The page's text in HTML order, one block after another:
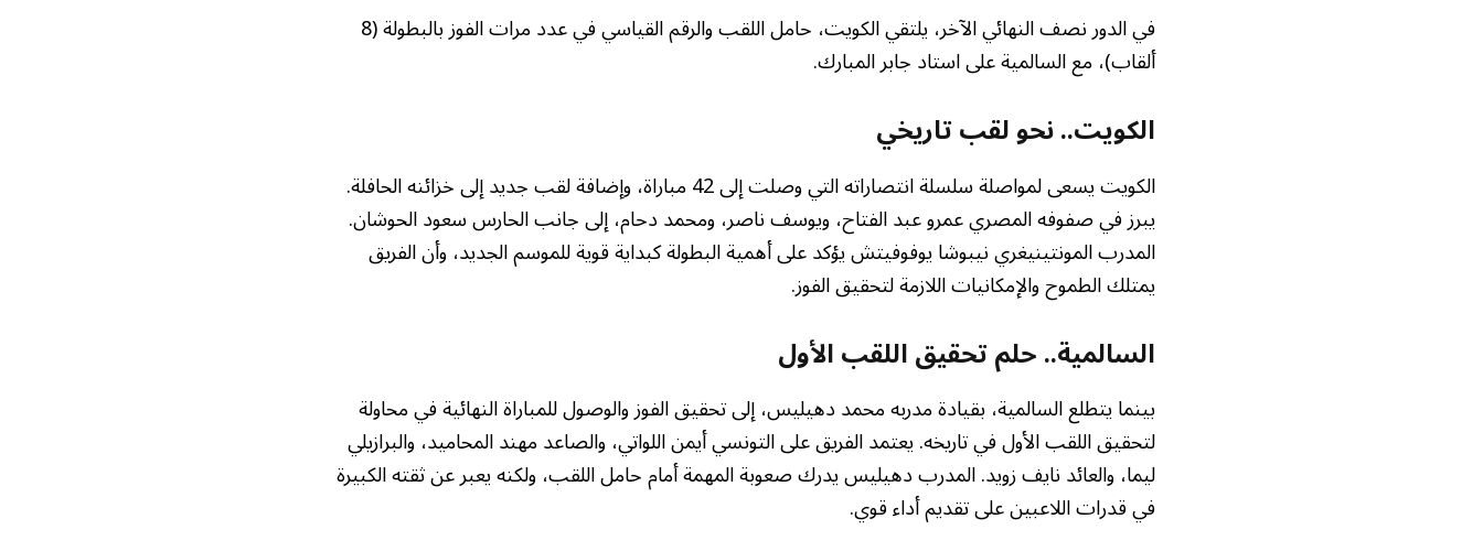
في الدور نصف النهائي الآخر، يلتقي الكويت، حامل اللقب والرقم القياسي في عدد مرات الفوز بالبطولة (8
ألقاب)، مع السالمية على استاد جابر المبارك.
الكويت.. نحو لقب تاريخي
الكويت يسعى لمواصلة سلسلة انتصاراته التي وصلت إلى 42 مباراة، وإضافة لقب جديد إلى خزائنه الحافلة.
يبرز في صفوفه المصري عمرو عبد الفتاح، ويوسف ناصر، ومحمد دحام، إلى جانب الحارس سعود الحوشان.
المدرب المونتينيغري نيبوشا يوفوفيتش يؤكد على أهمية البطولة كبداية قوية للموسم الجديد، وأن الفريق
يمتلك الطموح والإمكانيات اللازمة لتحقيق الفوز.
السالمية.. حلم تحقيق اللقب الأول
بينما يتطلع السالمية، بقيادة مدربه محمد دهيليس، إلى تحقيق الفوز والوصول للمباراة النهائية في محاولة
لتحقيق اللقب الأول في تاريخه. يعتمد الفريق على التونسي أيمن اللواتي، والصاعد مهند المحاميد، والبرازيلي
ليما، والعائد نايف زويد. المدرب دهيليس يدرك صعوبة المهمة أمام حامل اللقب، ولكنه يعبر عن ثقته الكبيرة
في قدرات اللاعبين على تقديم أداء قوي.